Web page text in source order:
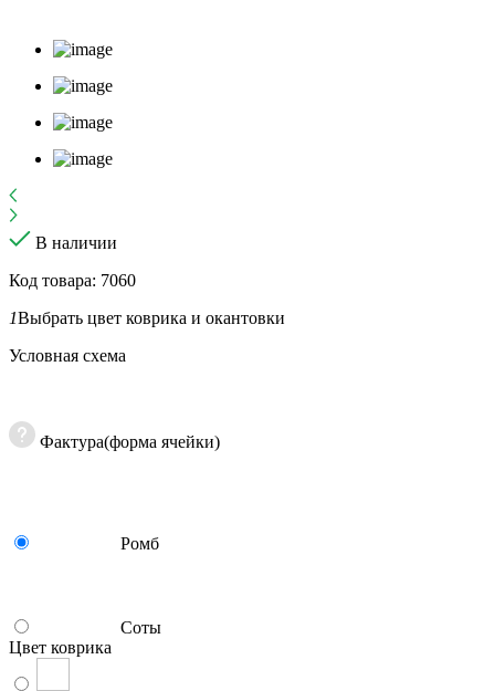
В наличии
Код товара: 7060
1Выбрать цвет коврика и окантовки
Условная схема
Фактура(форма ячейки)
Ромб
Соты
Цвет коврика